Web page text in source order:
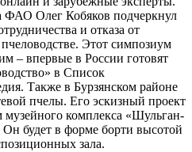
ФАО Олег Кобяков подчеркнул
и отказа от
Этот симпозиум
– впервые в России готовят
в Список
Также в Бурзянском районе
пчелы. Его эскизный проект
музейного комплекса «Шульган-
будет в форме борти высотой
зала.